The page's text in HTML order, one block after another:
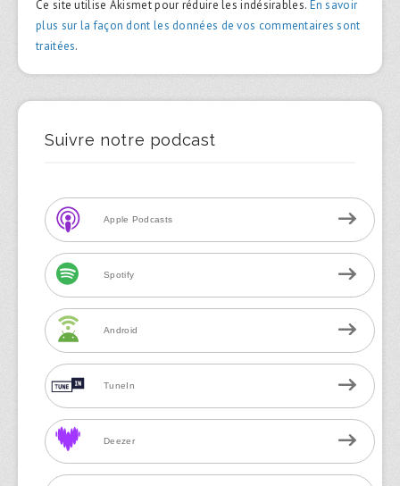
Ce site utilise Akismet pour réduire les indésirables. En savoir
plus sur la façon dont les données de vos commentaires sont
traitées.
Suivre notre podcast
Apple Podcasts
Spotify
Android
TuneIn
Deezer